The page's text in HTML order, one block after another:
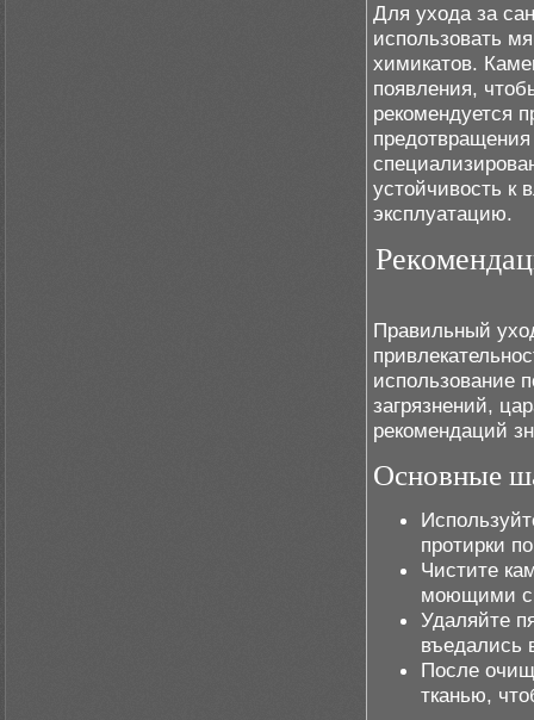
Для ухода за
использовать
химикатов.
появления,
рекомендуется
устойчивость к
эксплуатацию.
Правильный
использование
загрязнений,
рекомендаций
Основные
протирки
Чистите
моющими
Удаляйте
въедались
После
тканью,